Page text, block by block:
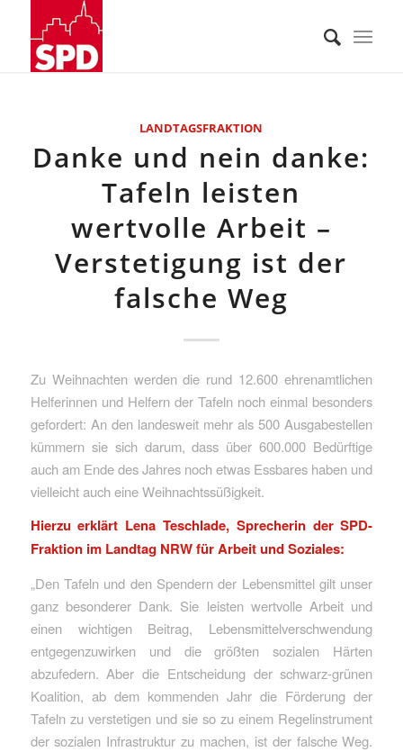
LANDTAGSFRAKTION
Danke und nein danke:
Tafeln leisten
wertvolle Arbeit –
Verstetigung ist der
falsche Weg
Zu Weihnachten werden die rund 12.600 ehrenamtlichen
Helferinnen und Helfern der Tafeln noch einmal besonders
gefordert: An den landesweit mehr als 500 Ausgabestellen
kümmern sie sich darum, dass über 600.000 Bedürftige
auch am Ende des Jahres noch etwas Essbares haben und
vielleicht auch eine Weihnachtssüßigkeit.
Hierzu erklärt Lena Teschlade, Sprecherin der SPD-
Fraktion im Landtag NRW für Arbeit und Soziales:
„Den Tafeln und den Spendern der Lebensmittel gilt unser
ganz besonderer Dank. Sie leisten wertvolle Arbeit und
einen wichtigen Beitrag, Lebensmittelverschwendung
entgegenzuwirken und die größten sozialen Härten
abzufedern. Aber die Entscheidung der schwarz-grünen
Koalition, ab dem kommenden Jahr die Förderung der
Tafeln zu verstetigen und sie so zu einem Regelinstrument
der sozialen Infrastruktur zu machen, ist der falsche Weg.